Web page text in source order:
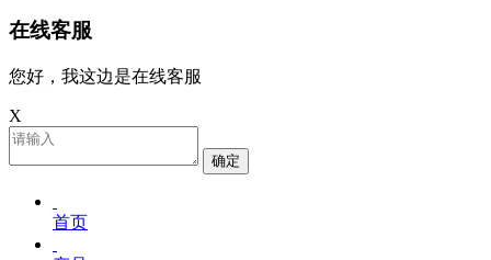
在线客服
您好，我这边是在线客服
X
确定
首页